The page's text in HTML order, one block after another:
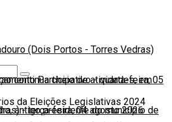
(Dois Portos - Torres Vedras)
Participativo-quarta-feira, 05
continua cheio de atividades, em
-terça-feira, 04 agosto 2026
antigo presidente do município de